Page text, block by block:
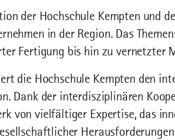
der Hochschule Kempten und
in der Region. Das
Fertigung bis hin zu vernetzter
die Hochschule Kempten den
Dank der interdisziplinären
von vielfältiger Expertise, das